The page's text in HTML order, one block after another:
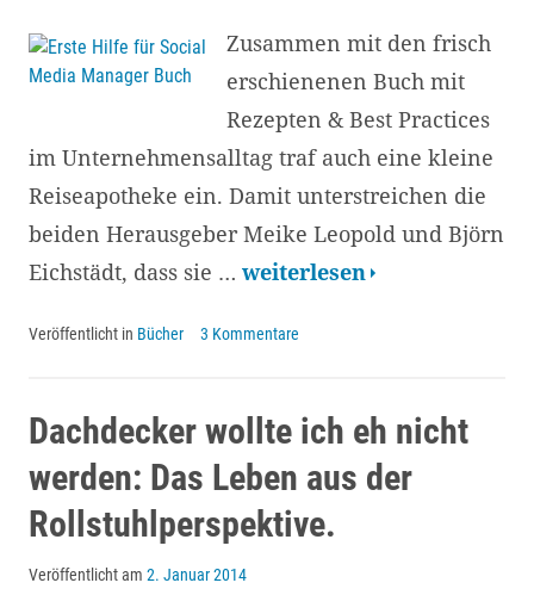
Zusammen mit den frisch
erschienenen Buch mit
Rezepten & Best Practices
im Unternehmensalltag traf auch eine kleine
Reiseapotheke ein. Damit unterstreichen die
beiden Herausgeber Meike Leopold und Björn
Eichstädt, dass sie … Rezension
Handbuchs:
Hilfe
für
Social
Media
Manager
weiterlesen
Veröffentlicht in Bücher 3 Kommentare
Dachdecker wollte ich eh nicht
werden: Das Leben aus der
Rollstuhlperspektive.
Veröffentlicht am 2. Januar 2014